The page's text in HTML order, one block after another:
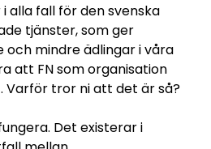
alla fall för den svenska
tjänster, som ger
mindre ädlingar i våra
att FN som organisation
tror ni att det är så?
Det existerar i